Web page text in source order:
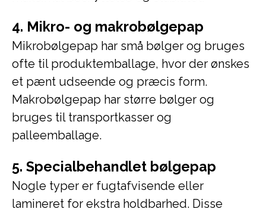
4. Mikro- og makrobølgepap
Mikrobølgepap har små bølger og bruges
ofte til produktemballage, hvor der ønskes
et pænt udseende og præcis form.
Makrobølgepap har større bølger og
bruges til transportkasser og
palleemballage.
5. Specialbehandlet bølgepap
Nogle typer er fugtafvisende eller
lamineret for ekstra holdbarhed. Disse